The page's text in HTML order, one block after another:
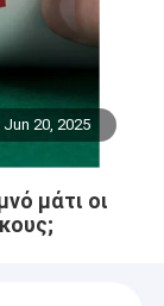
Jun 20, 2025
μάτι οι